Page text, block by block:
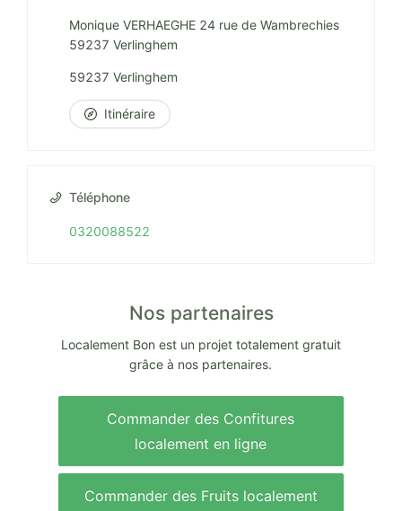
Monique VERHAEGHE 24 rue de Wambrechies
59237 Verlinghem
59237 Verlinghem
Itinéraire
Téléphone
0320088522
Nos partenaires
Localement Bon est un projet totalement gratuit
grâce à nos partenaires.
Commander des Confitures
localement en ligne
Commander des Fruits localement